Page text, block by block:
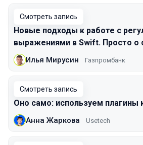
Смотреть запись
Новые подходы к работе с
выражениями в Swift. Просто о
Илья Мирусин Газпромбанк
Смотреть запись
Оно само: используем плагины
Анна Жаркова Usetech